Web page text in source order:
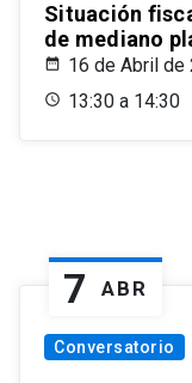
Situación
de mediano
16 de Abril de
13:30 a 14:30
7 ABR
Conversatorio